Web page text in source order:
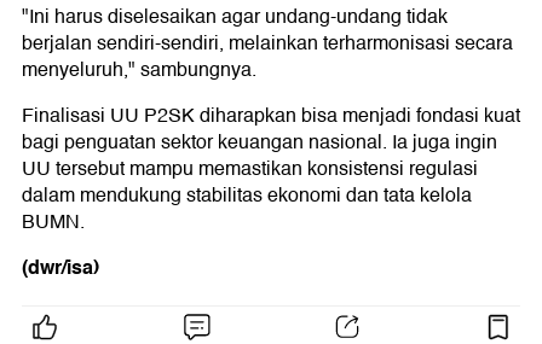
"Ini harus diselesaikan agar undang-undang tidak
berjalan sendiri-sendiri, melainkan terharmonisasi secara
menyeluruh," sambungnya.
Finalisasi UU P2SK diharapkan bisa menjadi fondasi kuat
bagi penguatan sektor keuangan nasional. Ia juga ingin
UU tersebut mampu memastikan konsistensi regulasi
dalam mendukung stabilitas ekonomi dan tata kelola
BUMN.
(dwr/isa)